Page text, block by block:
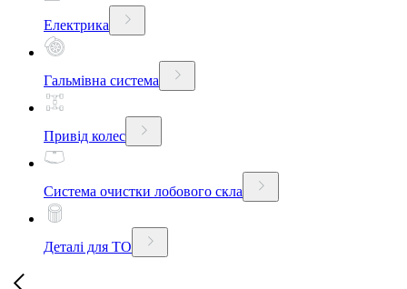
Електрика
Гальмівна система
Привід колес
Система очистки лобового скла
Деталі для ТО